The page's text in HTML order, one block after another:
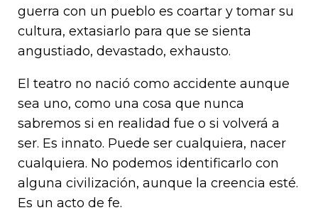
guerra con un pueblo es coartar y tomar su
cultura, extasiarlo para que se sienta
angustiado, devastado, exhausto.
El teatro no nació como accidente aunque
sea uno, como una cosa que nunca
sabremos si en realidad fue o si volverá a
ser. Es innato. Puede ser cualquiera, nacer
cualquiera. No podemos identificarlo con
alguna civilización, aunque la creencia esté.
Es un acto de fe.